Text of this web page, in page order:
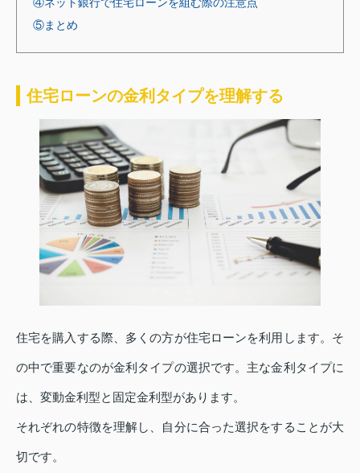
⑤まとめ
住宅ローンの金利タイプを理解する
住宅を購入する際、多くの方が住宅ローンを利用します。そ
の中で重要なのが金利タイプの選択です。主な金利タイプに
は、変動金利型と固定金利型があります。
それぞれの特徴を理解し、自分に合った選択をすることが大
切です。